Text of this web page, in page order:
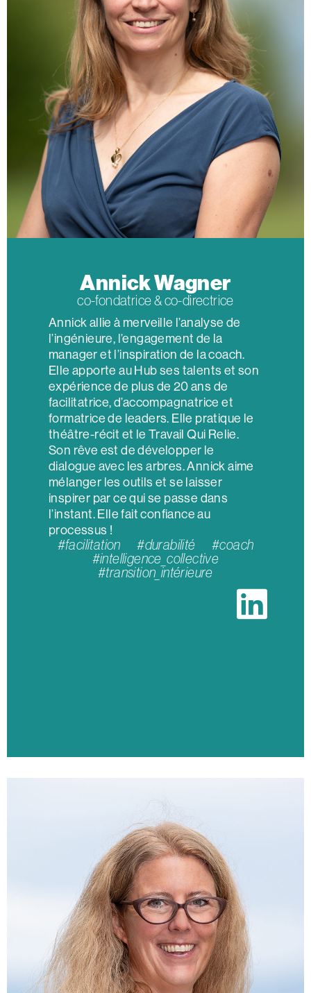
Annick Wagner
co-fondatrice & co-directrice
Annick allie à merveille l’analyse de
l’ingénieure, l’engagement de la
manager et l’inspiration de la coach.
Elle apporte au Hub ses talents et son
expérience de plus de 20 ans de
facilitatrice, d’accompagnatrice et
formatrice de leaders. Elle pratique le
théâtre-récit et le Travail Qui Relie.
Son rêve est de développer le
dialogue avec les arbres. Annick aime
mélanger les outils et se laisser
inspirer par ce qui se passe dans
l’instant. Elle fait confiance au
processus !
#facilitation #durabilité #coach
#intelligence_collective
#transition_intérieure